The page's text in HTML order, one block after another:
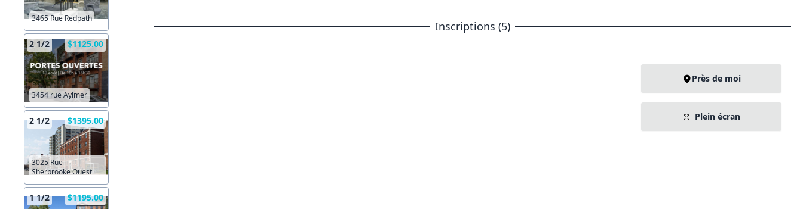
3465 Rue Redpath
2 1/2 $1125.00
3454 rue Aylmer
2 1/2 $1395.00
3025 Rue
Sherbrooke Ouest
1 1/2 $1195.00
Inscriptions (5)
Près de moi
Plein écran